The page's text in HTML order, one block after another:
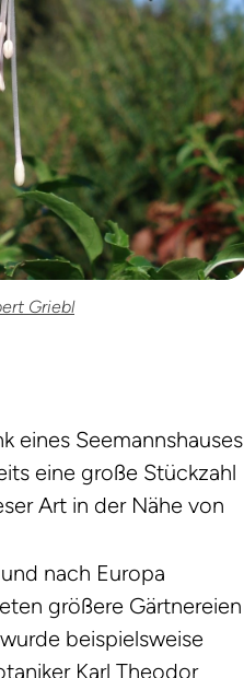
Griebl
eines Seemannshauses
eine große Stückzahl
Art in der Nähe von
nach Europa
größere Gärtnereien
beispielsweise
Karl Theodor